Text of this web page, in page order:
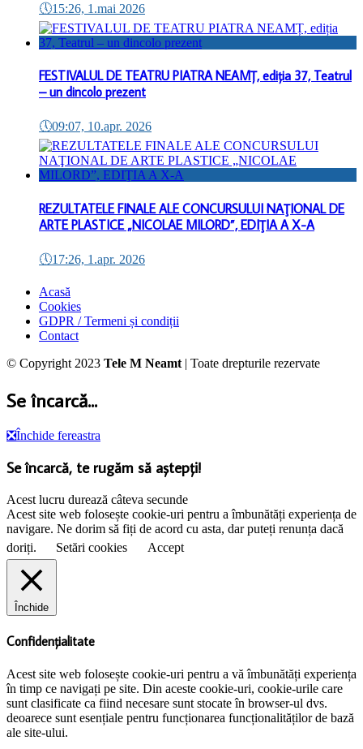
🕔15:26, 1.mai 2026
FESTIVALUL DE TEATRU PIATRA NEAMȚ, ediția 37, Teatrul
– un dincolo prezent
🕔09:07, 10.apr. 2026
REZULTATELE FINALE ALE CONCURSULUI NAŢIONAL DE
ARTE PLASTICE „NICOLAE MILORD”, EDIŢIA A X-A
🕔17:26, 1.apr. 2026
Acasă
Cookies
GDPR / Termeni și condiții
Contact
© Copyright 2023 Tele M Neamt | Toate drepturile rezervate
Se încarcă...
❎Închide fereastra
Se încarcă, te rugăm să aștepți!
Acest lucru durează câteva secunde
Acest site web folosește cookie-uri pentru a îmbunătăți experiența de
navigare. Ne dorim să fiți de acord cu asta, dar puteți renunța dacă
doriți.
Setări cookies Accept
Închide
Confidențialitate
Acest site web folosește cookie-uri pentru a vă îmbunătăți experiența
în timp ce navigați pe site. Din aceste cookie-uri, cookie-urile care
sunt clasificate ca fiind necesare sunt stocate în browser-ul dvs.
deoarece sunt esențiale pentru funcționarea funcționalităților de bază
ale site-ului.